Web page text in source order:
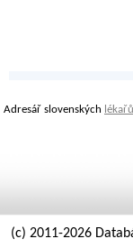
Adresář slovenských lékařů
(c) 2011-2026